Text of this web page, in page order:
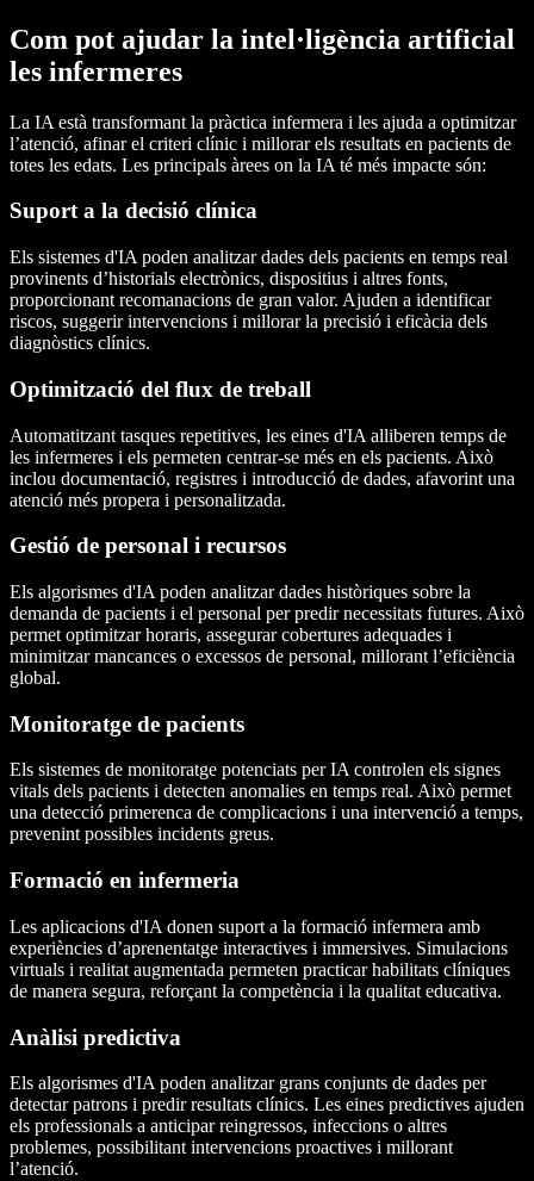
Com pot ajudar la intel·ligència artificial
les infermeres
La IA està transformant la pràctica infermera i les ajuda a optimitzar
l’atenció, afinar el criteri clínic i millorar els resultats en pacients de
totes les edats. Les principals àrees on la IA té més impacte són:
Suport a la decisió clínica
Els sistemes d'IA poden analitzar dades dels pacients en temps real
provinents d’historials electrònics, dispositius i altres fonts,
proporcionant recomanacions de gran valor. Ajuden a identificar
riscos, suggerir intervencions i millorar la precisió i eficàcia dels
diagnòstics clínics.
Optimització del flux de treball
Automatitzant tasques repetitives, les eines d'IA alliberen temps de
les infermeres i els permeten centrar-se més en els pacients. Això
inclou documentació, registres i introducció de dades, afavorint una
atenció més propera i personalitzada.
Gestió de personal i recursos
Els algorismes d'IA poden analitzar dades històriques sobre la
demanda de pacients i el personal per predir necessitats futures. Això
permet optimitzar horaris, assegurar cobertures adequades i
minimitzar mancances o excessos de personal, millorant l’eficiència
global.
Monitoratge de pacients
Els sistemes de monitoratge potenciats per IA controlen els signes
vitals dels pacients i detecten anomalies en temps real. Això permet
una detecció primerenca de complicacions i una intervenció a temps,
prevenint possibles incidents greus.
Formació en infermeria
Les aplicacions d'IA donen suport a la formació infermera amb
experiències d’aprenentatge interactives i immersives. Simulacions
virtuals i realitat augmentada permeten practicar habilitats clíniques
de manera segura, reforçant la competència i la qualitat educativa.
Anàlisi predictiva
Els algorismes d'IA poden analitzar grans conjunts de dades per
detectar patrons i predir resultats clínics. Les eines predictives ajuden
els professionals a anticipar reingressos, infeccions o altres
problemes, possibilitant intervencions proactives i millorant
l’atenció.